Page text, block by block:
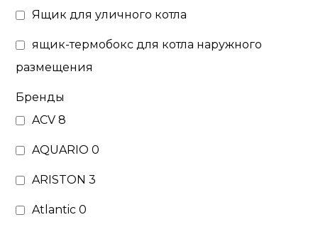
Ящик для уличного котла
ящик-термобокс для котла наружного
размещения
Бренды
ACV8
AQUARIO0
ARISTON3
Atlantic0